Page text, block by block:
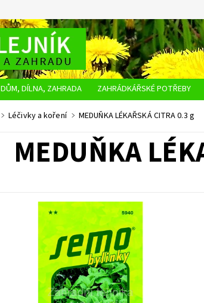
DŮM, DÍLNA, ZAHRADA ZAHRÁDKÁŘSKÉ POTŘEBY
OBCHODNÍ PODMÍNKY OCHRANA OSOBNÍCH ÚDAJŮ
Léčivky a koření MEDUŇKA LÉKAŘSKÁ CITRA 0.3 g
MEDUŇKA